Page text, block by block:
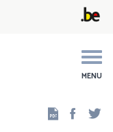
MENU